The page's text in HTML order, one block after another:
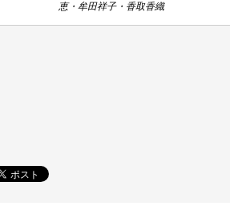
恵・牟田祥子・香取香織